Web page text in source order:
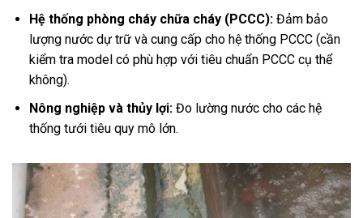
Hệ thống phòng cháy chữa cháy (PCCC):Đảm bảo
lượng nước dự trữ và cung cấp cho hệ thống PCCC (cần
kiểm tra model có phù hợp với tiêu chuẩn PCCC cụ thể
không).
Nông nghiệp và thủy lợi:Đo lường nước cho các hệ
thống tưới tiêu quy mô lớn.